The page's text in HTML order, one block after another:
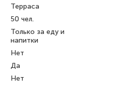
Терраса
50 чел.
Только за еду и
напитки
Нет
Да
Нет